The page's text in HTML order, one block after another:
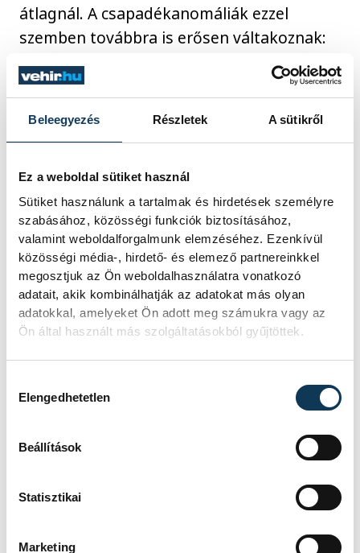
Beleegyezés Részletek A sütikről
Ez a weboldal sütiket használ
Sütiket használunk a tartalmak és hirdetések személyre
szabásához, közösségi funkciók biztosításához,
valamint weboldalforgalmunk elemzéséhez. Ezenkívül
közösségi média-, hirdető- és elemező partnereinkkel
megosztjuk az Ön weboldalhasználatra vonatkozó
adatait, akik kombinálhatják az adatokat más olyan
adatokkal, amelyeket Ön adott meg számukra vagy az
Ön által használt más szolgáltatásokból gyűjtöttek.
Elengedhetetlen
Beállítások
Statisztikai
Marketing
átlagnál. A csapadékanomáliák ezzel
szemben továbbra is erősen váltakoznak:
egyik hónap jóval csapadékosabb, a másik
jelentősen szárazabb lehet az átlagosnál.
Városi környezetben ennél
Cseh Zoltán felhívta a figyelmet arra is,
hogy ezek regionális adatok, vagyis nem
egy konkrét mérőállomás eredményeit